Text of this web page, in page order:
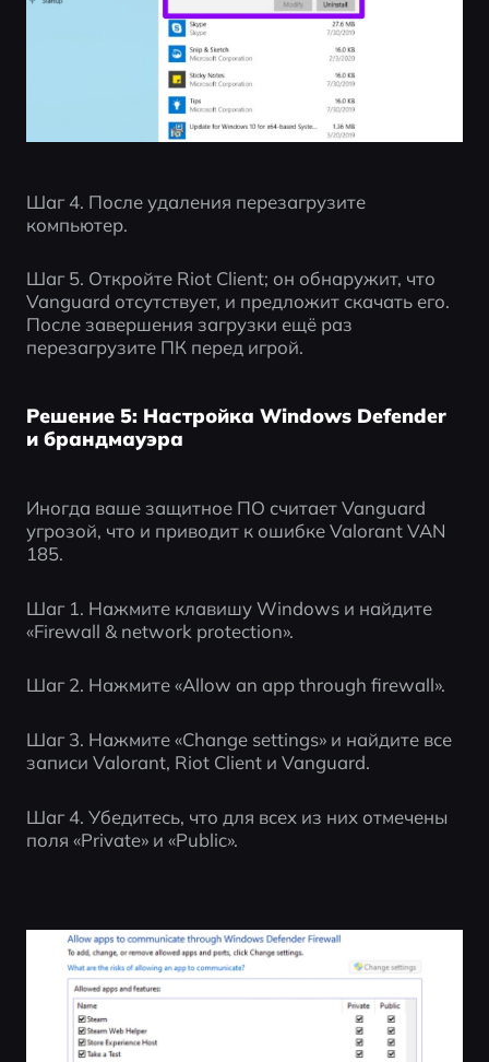
Шаг 4. После удаления перезагрузите
компьютер.
Шаг 5. Откройте Riot Client; он обнаружит, что
Vanguard отсутствует, и предложит скачать его.
После завершения загрузки ещё раз
перезагрузите ПК перед игрой.
Решение 5: Настройка Windows Defender
и брандмауэра
Иногда ваше защитное ПО считает Vanguard
угрозой, что и приводит к ошибке Valorant VAN
185.
Шаг 1. Нажмите клавишу Windows и найдите
«Firewall & network protection».
Шаг 2. Нажмите «Allow an app through firewall».
Шаг 3. Нажмите «Change settings» и найдите все
записи Valorant, Riot Client и Vanguard.
Шаг 4. Убедитесь, что для всех из них отмечены
поля «Private» и «Public».